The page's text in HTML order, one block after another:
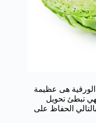
هى عظيمة
تبطئ تحويل
الحفاظ على